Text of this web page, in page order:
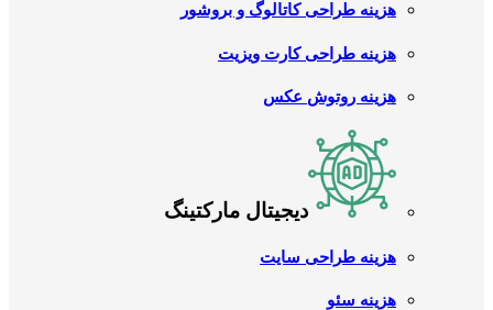
هزینه طراحی کاتالوگ و بروشور
هزینه طراحی کارت ویزیت
هزینه روتوش عکس
دیجیتال مارکتینگ
هزینه طراحی سایت
هزینه سئو